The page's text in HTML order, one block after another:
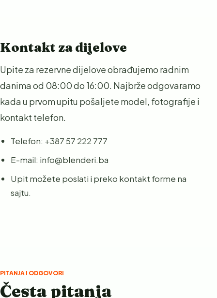
Kontakt za dijelove
Upite za rezervne dijelove obrađujemo radnim
danima od 08:00 do 16:00. Najbrže odgovaramo
kada u prvom upitu pošaljete model, fotografije i
kontakt telefon.
Telefon: +387 57 222 777
E-mail: info@blenderi.ba
Upit možete poslati i preko kontakt forme na
sajtu.
PITANJA I ODGOVORI
Česta pitanja